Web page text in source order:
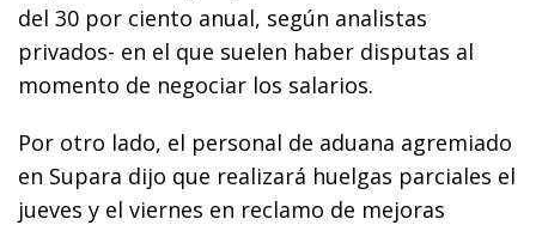
del 30 por ciento anual, según analistas
privados- en el que suelen haber disputas al
momento de negociar los salarios.
Por otro lado, el personal de aduana agremiado
en Supara dijo que realizará huelgas parciales el
jueves y el viernes en reclamo de mejoras